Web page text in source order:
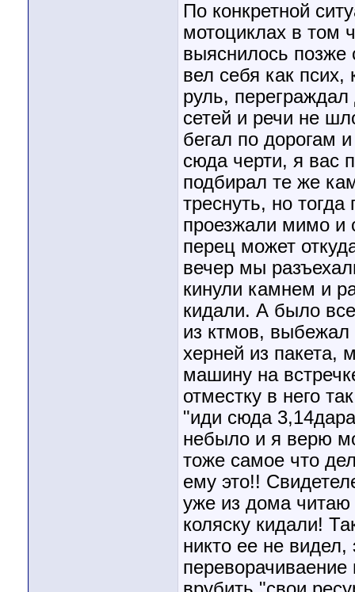
По конкретной
мотоциклах в том
выяснилось позже
вел себя как псих,
руль,
сетей и речи не
бегал по дорогам
сюда черти, я вас
подбирал те же
треснуть, но
проезжали мимо и
перец может
вечер мы
кинули камнем и
кидали. А было
из ктмов, выбежал
херней из пакета,
машину на
отместку в него
"иди сюда
небыло и я верю
тоже самое что
ему это!!
уже из дома читаю
коляску кидали!
никто ее не видел,
переворачиваение